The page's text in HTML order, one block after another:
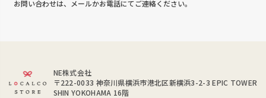
お問い合わせは、メールかお電話にてご連絡ください。
NE株式会社
〒222-0033 神奈川県横浜市港北区新横浜3-2-3 EPIC TOWER
SHIN YOKOHAMA 16階